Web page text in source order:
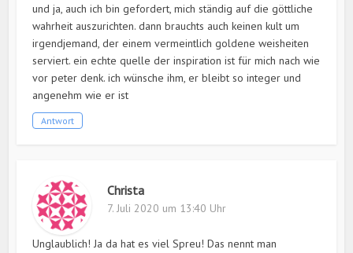
und ja, auch ich bin gefordert, mich ständig auf die göttliche
wahrheit auszurichten. dann brauchts auch keinen kult um
irgendjemand, der einem vermeintlich goldene weisheiten
serviert. ein echte quelle der inspiration ist für mich nach wie
vor peter denk. ich wünsche ihm, er bleibt so integer und
angenehm wie er ist
Antwort
Christa
7. Juli 2020 um 13:40 Uhr
Unglaublich! Ja da hat es viel Spreu! Das nennt man